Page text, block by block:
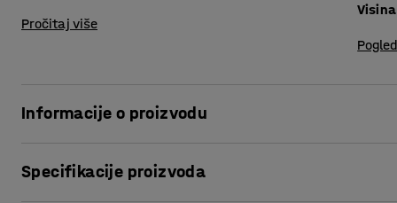
Pročitaj više
Informacije o proizvodu
vrata zahtevaju minimalno mesta, ormari su izrađeni
Specifikacije proizvoda